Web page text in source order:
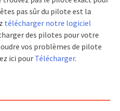
pas sûr du pilote est la
télécharger notre logiciel
des pilotes pour votre
vos problèmes de pilote
ici pour Télécharger.